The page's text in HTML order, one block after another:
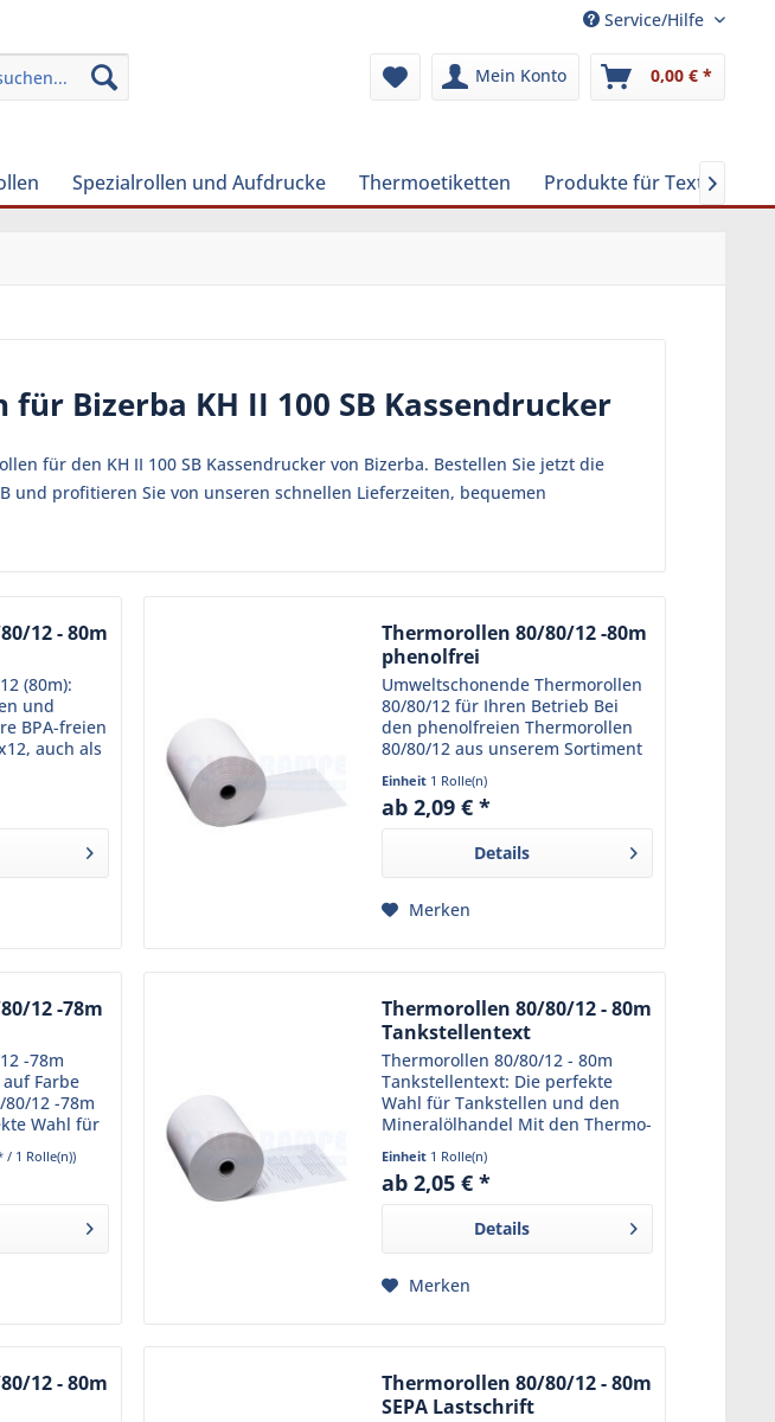
Service/Hilfe
Mein Konto 0,00 € *
Spezialrollen und Aufdrucke Thermoetiketten Produkte für 
Bizerba KH II 100 SB Kassendrucker
für den KH II 100 SB Kassendrucker von Bizerba. Bestellen Sie jetzt die
und profitieren Sie von unseren schnellen Lieferzeiten, bequemen
12 - 80m
(80m):
und
BPA-freien
auch als
oder
und
Thermorollen 80/80/12 -80m
phenolfrei
Umweltschonende Thermorollen
80/80/12 für Ihren Betrieb Bei
den phenolfreien Thermorollen
80/80/12 aus unserem Sortiment
trifft Funktionalität auf
Umweltbewusstsein. Das robuste
Kassenpapier ist phenolfrei und
Einheit 1 Rolle(n)
ab 2,09 € *
Details
Merken
12 -78m
-78m
Farbe
12 -78m
Wahl für
stets...
/ 1 Rolle(n))
Thermorollen 80/80/12 - 80m
Tankstellentext
Thermorollen 80/80/12 - 80m
Tankstellentext: Die perfekte
Wahl für Tankstellen und den
Mineralölhandel Mit den Thermo-
unserem Sortiment sind Sie
immer bestens beraten. Diese
Einheit 1 Rolle(n)
ab 2,05 € *
Details
Merken
12 - 80m
Thermorollen 80/80/12 - 80m
SEPA Lastschrift